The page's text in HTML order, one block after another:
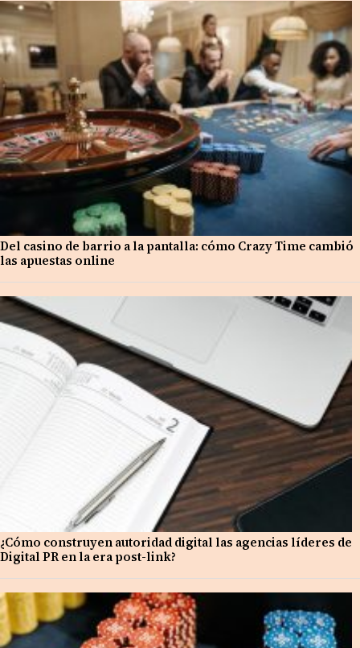
Del casino de barrio a la pantalla: cómo Crazy Time cambió
las apuestas online
¿Cómo construyen autoridad digital las agencias líderes de
Digital PR en la era post-link?